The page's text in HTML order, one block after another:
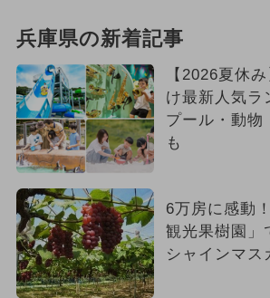
兵庫県の新着記事
【2026夏休
け最新人気ラ
プール・動物
も
6万房に感動
観光果樹園
シャインマス